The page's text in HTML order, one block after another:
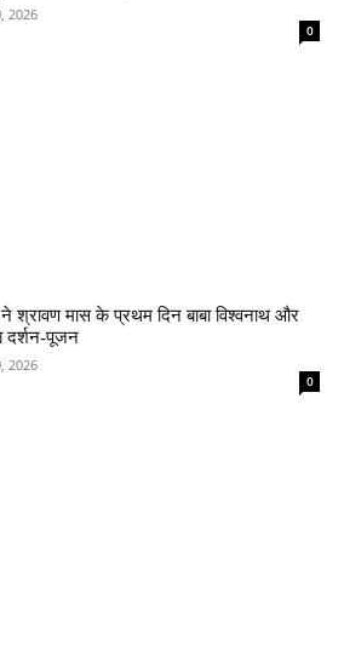
2026
0
श्रावण मास के प्रथम दिन बाबा विश्वनाथ और
दर्शन-पूजन
2026
0